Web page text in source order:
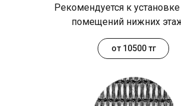
Рекомендуется к
помещений нижних
от 10500 тг